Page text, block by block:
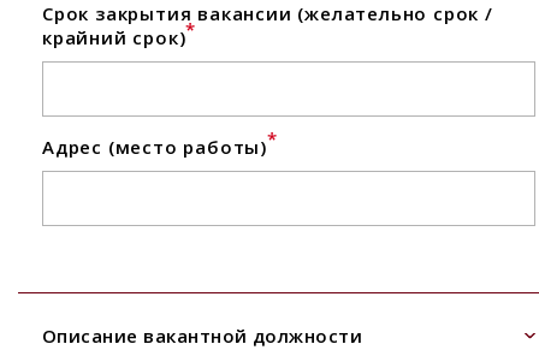
Срок закрытия вакансии (желательно срок /
крайний срок)*
Адрес (место работы)*
Описание вакантной должности